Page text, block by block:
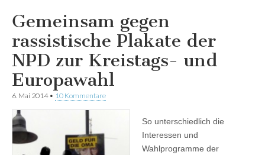
Gemeinsam gegen
rassistische Plakate der
NPD zur Kreistags- und
Europawahl
6. Mai 2014• 10 Kommentare
So unterschiedlich die
Interessen und
Wahlprogramme der